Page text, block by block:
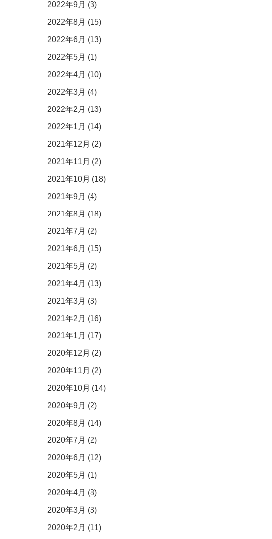
2022年9月 (3)
2022年8月 (15)
2022年6月 (13)
2022年5月 (1)
2022年4月 (10)
2022年3月 (4)
2022年2月 (13)
2022年1月 (14)
2021年12月 (2)
2021年11月 (2)
2021年10月 (18)
2021年9月 (4)
2021年8月 (18)
2021年7月 (2)
2021年6月 (15)
2021年5月 (2)
2021年4月 (13)
2021年3月 (3)
2021年2月 (16)
2021年1月 (17)
2020年12月 (2)
2020年11月 (2)
2020年10月 (14)
2020年9月 (2)
2020年8月 (14)
2020年7月 (2)
2020年6月 (12)
2020年5月 (1)
2020年4月 (8)
2020年3月 (3)
2020年2月 (11)